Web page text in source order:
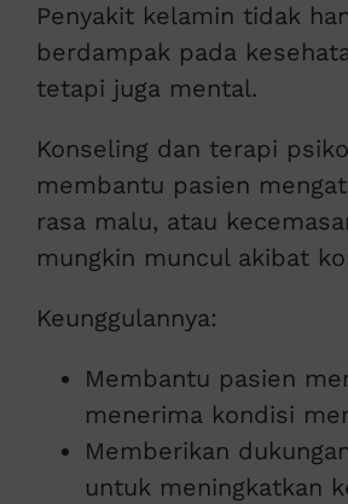
Penyakit kelamin tidak
berdampak pada
tetapi juga mental.
Konseling dan terapi
membantu pasien
rasa malu, atau
mungkin muncul akibat
Keunggulannya:
Membantu pasien
menerima kondisi
Memberikan
untuk meningkatkan